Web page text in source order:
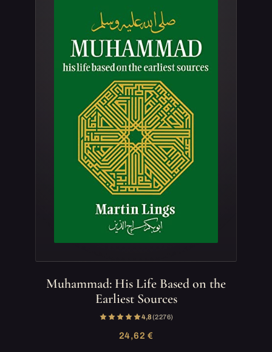
Muhammad: His Life Based on the
Earliest Sources
4,8(2 276)
24,62 €